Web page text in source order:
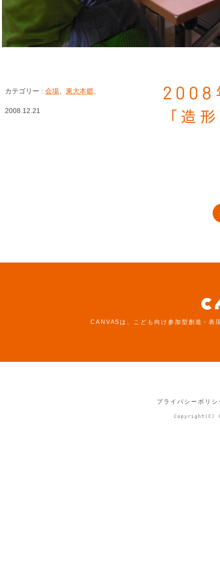
2008
「造
カテゴリー : 会場 東大本郷
2008.12.21
CANVASは、こども向け参加型創造・表
プライバシーポリ
Copyright(C)